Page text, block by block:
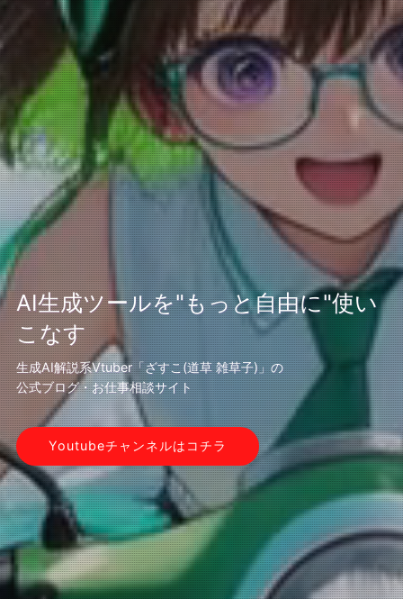
AI生成ツールを"もっと自由に"使い
こなす
生成AI解説系Vtuber「ざすこ(道草 雑草子)」の
公式ブログ・お仕事相談サイト
Youtubeチャンネルはコチラ